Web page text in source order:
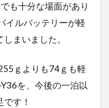
も十分な場面があり
イルバッテリーが軽
まいました。
ｇよりも74ｇも軽
を、今後の一泊以
す！